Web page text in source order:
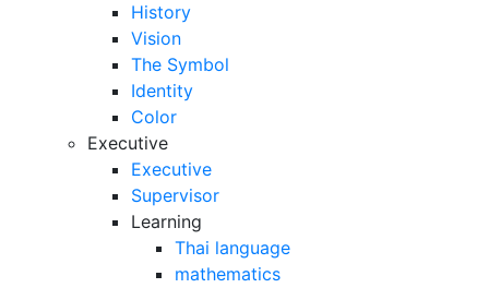
History
Vision
The Symbol
Identity
Color
Executive
Executive
Supervisor
Learning
Thai language
mathematics